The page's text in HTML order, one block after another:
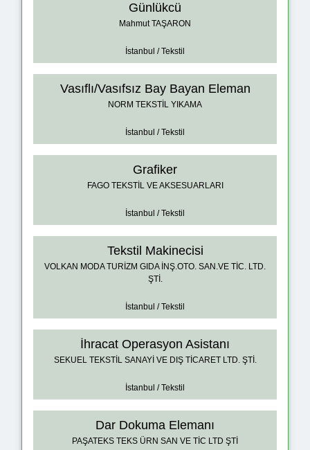
Günlükcü
Mahmut TAŞARON
İstanbul / Tekstil
Vasıflı/Vasıfsız Bay Bayan Eleman
NORM TEKSTİL YIKAMA
İstanbul / Tekstil
Grafiker
FAGO TEKSTİL VE AKSESUARLARI
İstanbul / Tekstil
Tekstil Makinecisi
VOLKAN MODA TURİZM GIDA İNŞ.OTO. SAN.VE TİC. LTD.
ŞTİ.
İstanbul / Tekstil
İhracat Operasyon Asistanı
SEKUEL TEKSTİL SANAYİ VE DIŞ TİCARET LTD. ŞTİ.
İstanbul / Tekstil
Dar Dokuma Elemanı
PAŞATEKS TEKS ÜRN SAN VE TİC LTD ŞTİ